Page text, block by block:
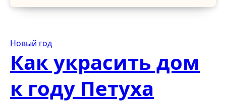
Новый год
Как украсить дом
к году Петуха